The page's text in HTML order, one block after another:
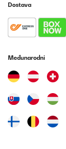
er auch
Amazon-Benutzer
Prevedi
Dostava
Međunarodni